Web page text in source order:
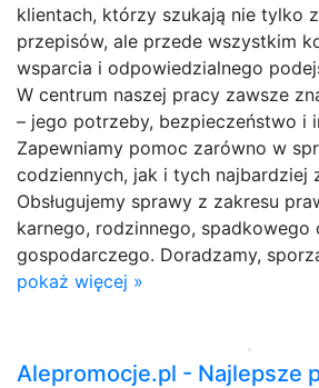
klientach, którzy szukają nie tylko
przepisów, ale przede wszystkim
wsparcia i odpowiedzialnego
W centrum naszej pracy zawsze
– jego potrzeby, bezpieczeństwo i
Zapewniamy pomoc zarówno w
codziennych, jak i tych najbardziej
Obsługujemy sprawy z zakresu
karnego, rodzinnego, spadkowego
gospodarczego. Doradzamy,
pokaż więcej »
Alepromocje.pl - Najlepsze